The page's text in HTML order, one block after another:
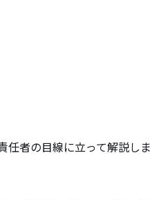
任者の目線に立って解説しま